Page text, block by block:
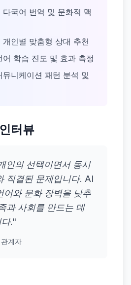
다국어 번역 및 문화적 맥
개인별 맞춤형 상대 추천
어 학습 진도 및 효과 측정
뮤니케이션 패턴 분석 및
터뷰
인의 선택이면서 동시
직결된 문제입니다. AI
어와 문화 장벽을 낮추
과 사회를 만드는 데
."
계자